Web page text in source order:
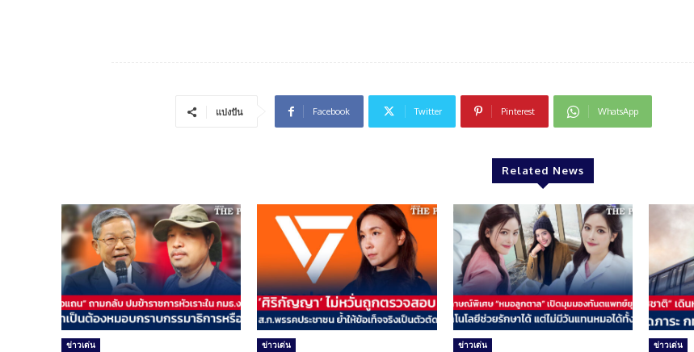
แบ่งปัน Facebook Twitter Pinterest WhatsApp
Related News
ข่าวเด่น ข่าวเด่น ข่าวเด่น ข่าวเด่น